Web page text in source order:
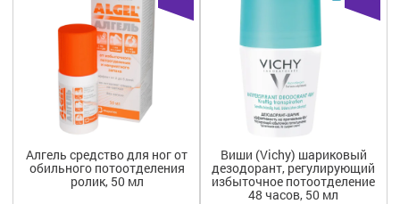
Алгель средство для ног от
обильного потоотделения
ролик, 50 мл
Виши (Vichy) шариковый
дезодорант, регулирующий
избыточное потоотделение
48 часов, 50 мл